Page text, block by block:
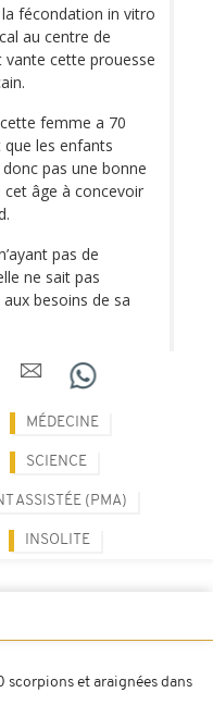
fécondation in vitro
au centre de
vante cette prouesse
femme a 70
les enfants
pas une bonne
âge à concevoir
pas de
ne sait pas
besoins de sa
MÉDECINE
SCIENCE
ASSISTÉE (PMA)
INSOLITE
scorpions et araignées dans